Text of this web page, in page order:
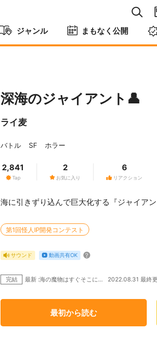
ジャンル まもなく公開
深海のジャイアント👤
ライ麦
バトル SF ホラー
Tap
2,841
お気に入り
2
リアクション
6
海に引きずり込んで巨大化する『ジャイア
第1回怪人IP開発コンテスト
サウンド 動画共有OK
完結 最新 :海の魔物はすぐそこに… 2022.08.31 最終
最初から読む